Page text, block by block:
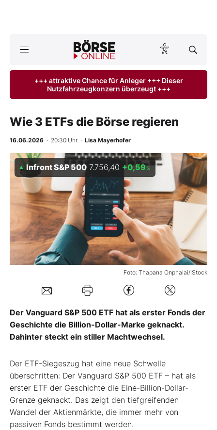
ktuelle Ausgabe BÖRSE ONLINE lesen
Anlageprodukte
Finanz-Check
Abo & Shop
BO-Musterdepots
Experten
Mein B:O
Kontakt
+++ attraktive Chance für Anleger +++ Dieser
Nutzfahrzeugkonzern überzeugt +++
Wie 3 ETFs die Börse regieren
16.06.2026 · 20:30 Uhr · Lisa Mayerhofer
Foto: Thapana Onphalai/iStock
Infront S&P 500 7.756,40 +0,59%
Der Vanguard S&P 500 ETF hat als erster Fonds der
Geschichte die Billion-Dollar-Marke geknackt.
Dahinter steckt ein stiller Machtwechsel.
Der ETF-Siegeszug hat eine neue Schwelle
überschritten: Der Vanguard S&P 500 ETF – hat als
erster ETF der Geschichte die Eine-Billion-Dollar-
Grenze geknackt. Das zeigt den tiefgreifenden
Wandel der Aktienmärkte, die immer mehr von
passiven Fonds bestimmt werden.